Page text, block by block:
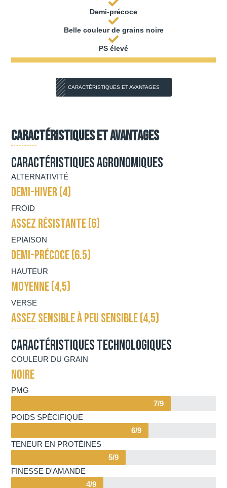
Demi-précoce
Belle couleur de grains noire
PS élevé
CARACTÉRISTIQUES ET AVANTAGES
Caractéristiques et Avantages
Caractéristiques agronomiques
ALTERNATIVITÉ
DEMI-HIVER (4)
FROID
ASSEZ RÉSISTANTE (6)
EPIAISON
DEMI-PRÉCOCE (6.5)
HAUTEUR
MOYENNE (4,5)
VERSE
ASSEZ SENSIBLE À PEU SENSIBLE (4,5)
Caractéristiques technologiques
COULEUR DU GRAIN
NOIRE
PMG
7/9
POIDS SPÉCIFIQUE
6/9
TENEUR EN PROTÉINES
5/9
FINESSE D'AMANDE
4/9